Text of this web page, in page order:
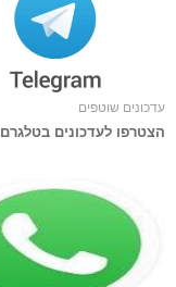
עדכונים שוטפים
הצטרפו לעדכונים בטלגרם